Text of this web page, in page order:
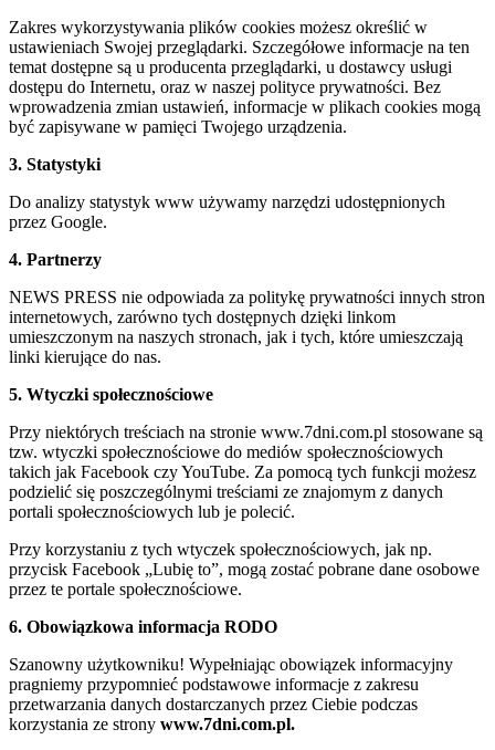
Zakres wykorzystywania plików cookies możesz określić w
ustawieniach Swojej przeglądarki. Szczegółowe informacje na ten
temat dostępne są u producenta przeglądarki, u dostawcy usługi
dostępu do Internetu, oraz w naszej polityce prywatności. Bez
wprowadzenia zmian ustawień, informacje w plikach cookies mogą
być zapisywane w pamięci Twojego urządzenia.
3. Statystyki
Do analizy statystyk www używamy narzędzi udostępnionych
przez Google.
4. Partnerzy
NEWS PRESS nie odpowiada za politykę prywatności innych stron
internetowych, zarówno tych dostępnych dzięki linkom
umieszczonym na naszych stronach, jak i tych, które umieszczają
linki kierujące do nas.
5. Wtyczki społecznościowe
Przy niektórych treściach na stronie www.7dni.com.pl stosowane są
tzw. wtyczki społecznościowe do mediów społecznościowych
takich jak Facebook czy YouTube. Za pomocą tych funkcji możesz
podzielić się poszczególnymi treściami ze znajomym z danych
portali społecznościowych lub je polecić.
Przy korzystaniu z tych wtyczek społecznościowych, jak np.
przycisk Facebook „Lubię to”, mogą zostać pobrane dane osobowe
przez te portale społecznościowe.
6. Obowiązkowa informacja RODO
Szanowny użytkowniku! Wypełniając obowiązek informacyjny
pragniemy przypomnieć podstawowe informacje z zakresu
przetwarzania danych dostarczanych przez Ciebie podczas
korzystania ze strony www.7dni.com.pl.